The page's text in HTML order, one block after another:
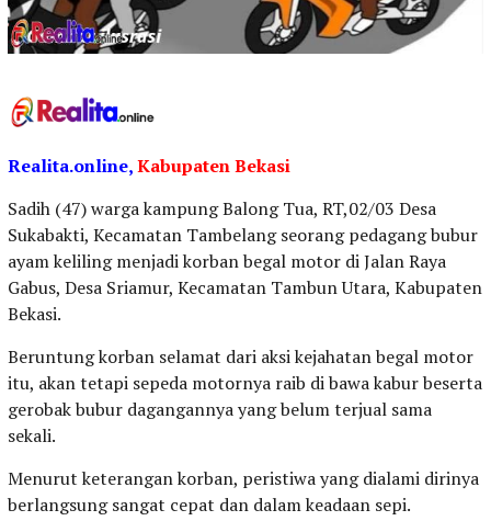
Realita.online,KabupatenBekasi
Sadih (47) warga kampung Balong Tua, RT,02/03 Desa
Sukabakti, Kecamatan Tambelang seorang pedagang bubur
ayam keliling menjadi korban begal motor di Jalan Raya
Gabus, Desa Sriamur, Kecamatan Tambun Utara, Kabupaten
Bekasi.
Beruntung korban selamat dari aksi kejahatan begal motor
itu, akan tetapi sepeda motornya raib di bawa kabur beserta
gerobak bubur dagangannya yang belum terjual sama
sekali.
Menurut keterangan korban, peristiwa yang dialami dirinya
berlangsung sangat cepat dan dalam keadaan sepi.